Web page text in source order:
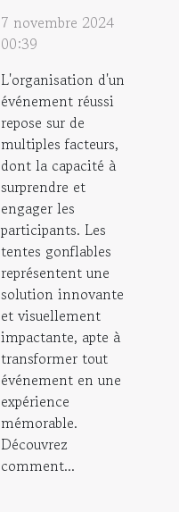
7 novembre 2024
00:39
L'organisation d'un
événement réussi
repose sur de
multiples facteurs,
dont la capacité à
surprendre et
engager les
participants. Les
tentes gonflables
représentent une
solution innovante
et visuellement
impactante, apte à
transformer tout
événement en une
expérience
mémorable.
Découvrez
comment...